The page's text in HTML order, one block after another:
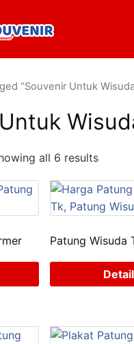
“Souvenir Untuk
all 6 results
Patung Wisuda
Detail